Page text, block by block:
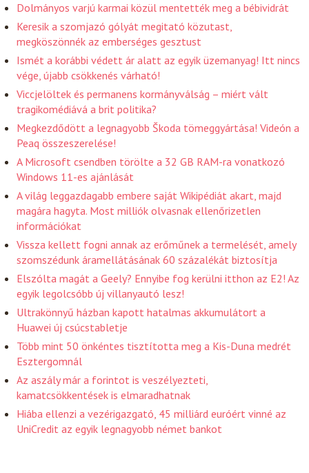
Dolmányos varjú karmai közül mentették meg a bébividrát
Keresik a szomjazó gólyát megitató közutast,
megköszönnék az emberséges gesztust
Ismét a korábbi védett ár alatt az egyik üzemanyag! Itt nincs
vége, újabb csökkenés várható!
Viccjelöltek és permanens kormányválság – miért vált
tragikomédiává a brit politika?
Megkezdődött a legnagyobb Škoda tömeggyártása! Videón a
Peaq összeszerelése!
A Microsoft csendben törölte a 32 GB RAM-ra vonatkozó
Windows 11-es ajánlását
A világ leggazdagabb embere saját Wikipédiát akart, majd
magára hagyta. Most milliók olvasnak ellenőrizetlen
információkat
Vissza kellett fogni annak az erőműnek a termelését, amely
szomszédunk áramellátásának 60 százalékát biztosítja
Elszólta magát a Geely? Ennyibe fog kerülni itthon az E2! Az
egyik legolcsóbb új villanyautó lesz!
Ultrakönnyű házban kapott hatalmas akkumulátort a
Huawei új csúcstabletje
Több mint 50 önkéntes tisztította meg a Kis-Duna medrét
Esztergomnál
Az aszály már a forintot is veszélyezteti,
kamatcsökkentések is elmaradhatnak
Hiába ellenzi a vezérigazgató, 45 milliárd euróért vinné az
UniCredit az egyik legnagyobb német bankot